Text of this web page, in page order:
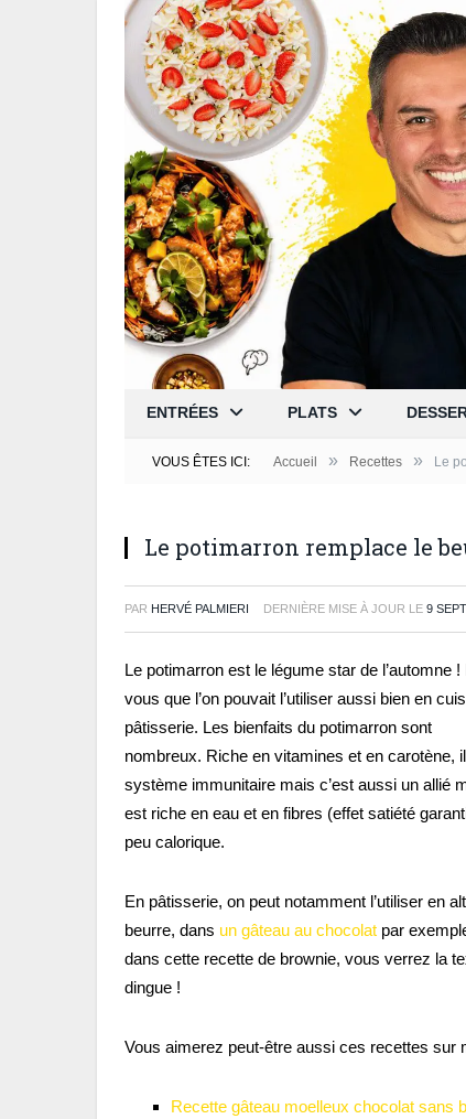
ENTRÉES PLATS
VOUS ÊTES ICI: Accueil » Recettes » Le
Le potimarron remplace le
PAR HERVÉ PALMIERI DERNIÈRE MISE À JOUR LE 9
Le potimarron est le légume star de l’automne
vous que l’on pouvait l’utiliser aussi bien en
pâtisserie. Les bienfaits du potimarron sont
nombreux. Riche en vitamines et en carotène,
système immunitaire mais c’est aussi un allié
est riche en eau et en fibres (effet satiété
peu calorique.
En pâtisserie, on peut notamment l’utiliser en
beurre, dans un gâteau au chocolat par
dans cette recette de brownie, vous verrez la
dingue !
Vous aimerez peut-être aussi ces recettes sur
Recette gâteau moelleux chocolat sans